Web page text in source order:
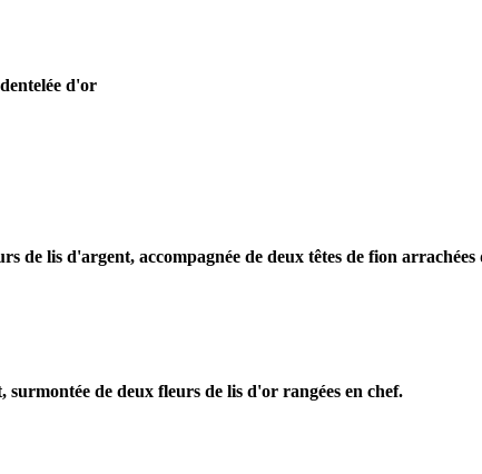
d'or
lis d'argent, accompagnée de deux têtes de fion arrachées
de deux fleurs de lis d'or rangées en chef.